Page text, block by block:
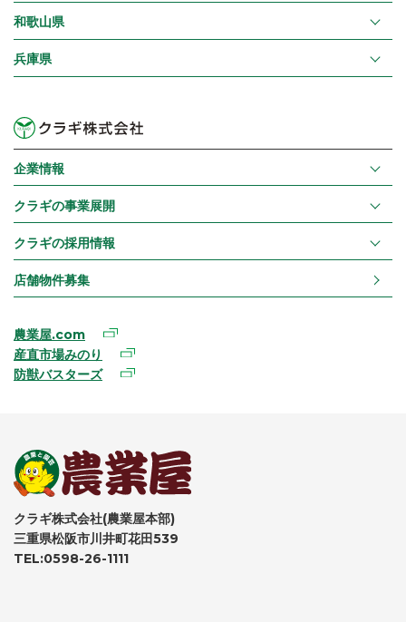
和歌山県
兵庫県
企業情報
クラギの事業展開
クラギの採用情報
店舗物件募集
農業屋.com
産直市場みのり
防獣バスターズ
クラギ株式会社(農業屋本部)
三重県松阪市川井町花田539
TEL:0598-26-1111